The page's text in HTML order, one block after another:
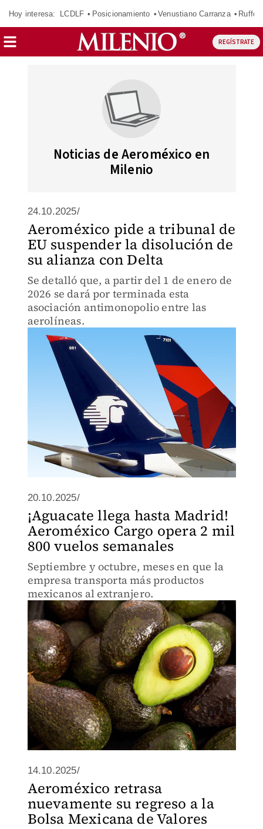
Hoy interesa: LCDLF Posicionamiento Venustiano Carranza Ruffo
REGÍSTRATE
Noticias de Aeroméxico en
Milenio
24.10.2025/
Aeroméxico pide a tribunal de
EU suspender la disolución de
su alianza con Delta
Se detalló que, a partir del 1 de enero de
2026 se dará por terminada esta
asociación antimonopolio entre las
aerolíneas.
20.10.2025/
¡Aguacate llega hasta Madrid!
Aeroméxico Cargo opera 2 mil
800 vuelos semanales
Septiembre y octubre, meses en que la
empresa transporta más productos
mexicanos al extranjero.
14.10.2025/
Aeroméxico retrasa
nuevamente su regreso a la
Bolsa Mexicana de Valores